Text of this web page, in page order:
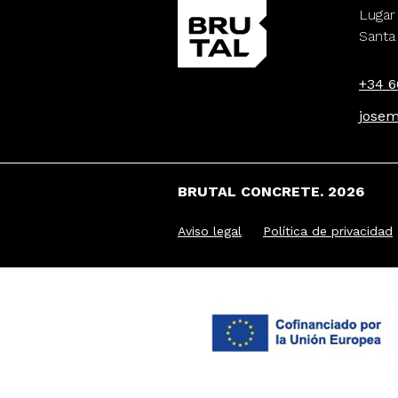
+34
BRUTAL CONCRETE. 2026
Aviso legal Política de privacidad